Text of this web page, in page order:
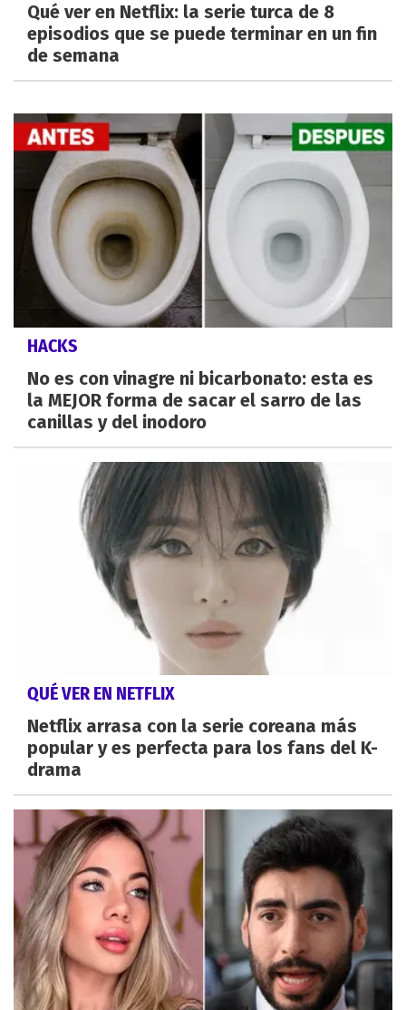
Qué ver en Netflix: la serie turca de 8
episodios que se puede terminar en un fin
de semana
HACKS
No es con vinagre ni bicarbonato: esta es
la MEJOR forma de sacar el sarro de las
canillas y del inodoro
QUÉ VER EN NETFLIX
Netflix arrasa con la serie coreana más
popular y es perfecta para los fans del K-
drama